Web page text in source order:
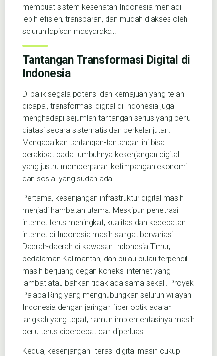
membuat sistem kesehatan Indonesia menjadi
lebih efisien, transparan, dan mudah diakses oleh
seluruh lapisan masyarakat.
Tantangan Transformasi Digital di
Indonesia
Di balik segala potensi dan kemajuan yang telah
dicapai, transformasi digital di Indonesia juga
menghadapi sejumlah tantangan serius yang perlu
diatasi secara sistematis dan berkelanjutan.
Mengabaikan tantangan-tantangan ini bisa
berakibat pada tumbuhnya kesenjangan digital
yang justru memperparah ketimpangan ekonomi
dan sosial yang sudah ada.
Pertama, kesenjangan infrastruktur digital masih
menjadi hambatan utama. Meskipun penetrasi
internet terus meningkat, kualitas dan kecepatan
internet di Indonesia masih sangat bervariasi.
Daerah-daerah di kawasan Indonesia Timur,
pedalaman Kalimantan, dan pulau-pulau terpencil
masih berjuang degan koneksi internet yang
lambat atau bahkan tidak ada sama sekali. Proyek
Palapa Ring yang menghubungkan seluruh wilayah
Indonesia dengan jaringan fiber optik adalah
langkah yang tepat, namun implementasinya masih
perlu terus dipercepat dan diperluas.
Kedua, kesenjangan literasi digital masih cukup